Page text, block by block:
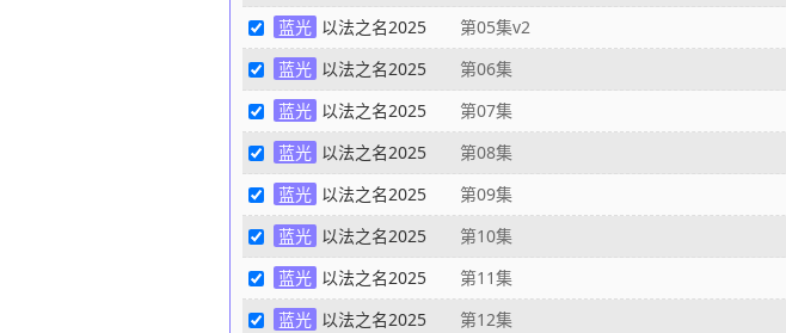
蓝光 以法之名2025 第05集v2
蓝光 以法之名2025 第06集
蓝光 以法之名2025 第07集
蓝光 以法之名2025 第08集
蓝光 以法之名2025 第09集
蓝光 以法之名2025 第10集
蓝光 以法之名2025 第11集
蓝光 以法之名2025 第12集